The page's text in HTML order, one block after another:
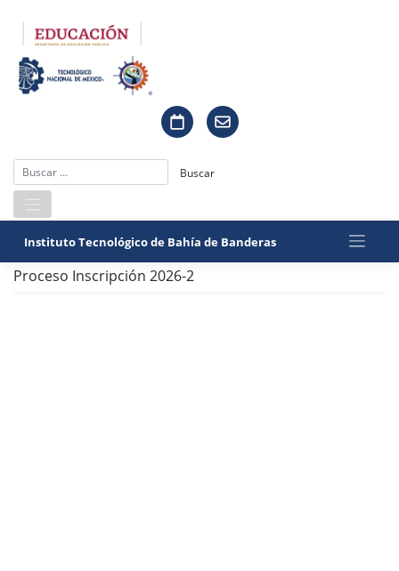
contenido
Instituto Tecnológico de Bahía de Banderas
Proceso Inscripción 2026-2